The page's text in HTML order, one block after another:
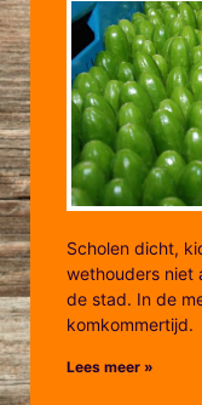
Scholen dicht,
wethouders niet
de stad. In de
komkommertijd.
Lees meer »